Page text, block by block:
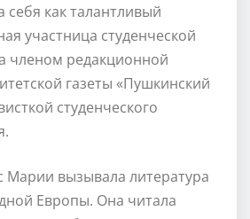
как талантливый
участница студенческой
членом редакционной
газеты «Пушкинский
студенческого
Марии вызывала литература
Европы. Она читала